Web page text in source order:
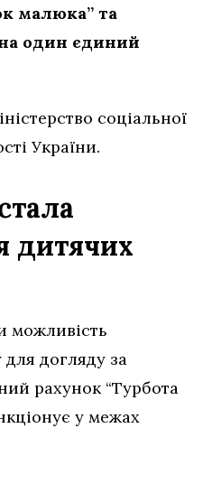
малюка” та
один єдиний
соціальної
України.
дитячих
можливість
догляду за
рахунок “Турбота
у межах